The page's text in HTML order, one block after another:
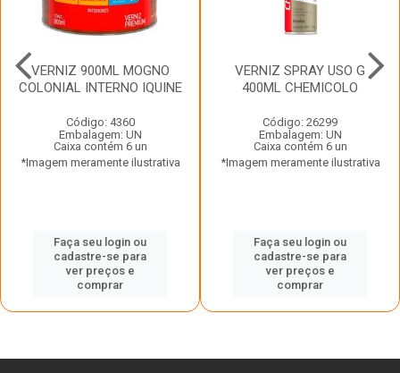
VERNIZ 900ML MOGNO
COLONIAL INTERNO IQUINE
Código: 4360
Embalagem: UN
Caixa contém 6 un
*Imagem meramente ilustrativa
Faça seu login ou
cadastre-se para
ver preços e
comprar
VERNIZ SPRAY USO G
400ML CHEMICOLO
Código: 26299
Embalagem: UN
Caixa contém 6 un
*Imagem meramente ilustrativa
Faça seu login ou
cadastre-se para
ver preços e
comprar